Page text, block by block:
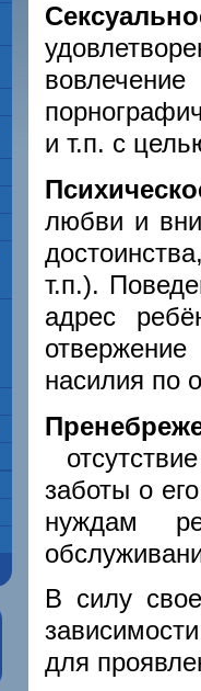
и т.п. с
любви и
т.п.).
адрес
насилия по
заботы о
нуждам
В силу
для